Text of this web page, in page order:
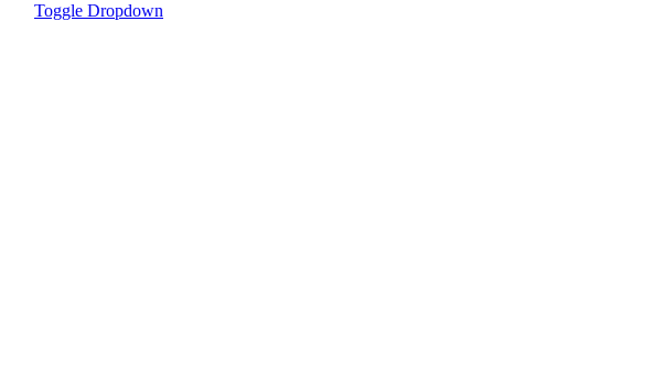
Toggle Dropdown